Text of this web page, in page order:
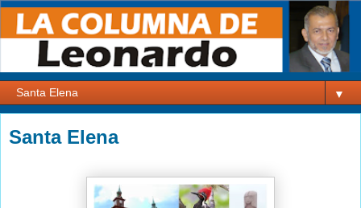
▼
Santa Elena